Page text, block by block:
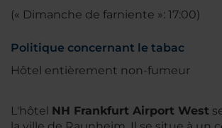
(« Dimanche de farniente »: 17:00)
Politique concernant le tabac
Hôtel entièrement non-fumeur
L'hôtel NH Frankfurt Airport West